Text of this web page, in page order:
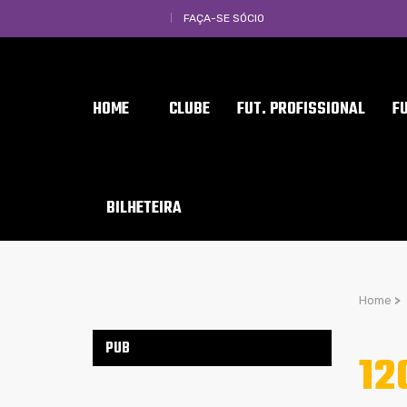
FAÇA-SE SÓCIO
HOME CLUBE FUT. PROFISSIONAL
BILHETEIRA
Home >
PUB